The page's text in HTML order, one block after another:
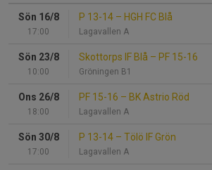
Sön 16/8
17:00
P 13-14 – HGH FC Blå
Lagavallen A
Sön 23/8
10:00
Skottorps IF Blå – PF 15-16
Gröningen B1
Ons 26/8
18:00
PF 15-16 – BK Astrio Röd
Lagavallen A
Sön 30/8
17:00
P 13-14 – Tölö IF Grön
Lagavallen A